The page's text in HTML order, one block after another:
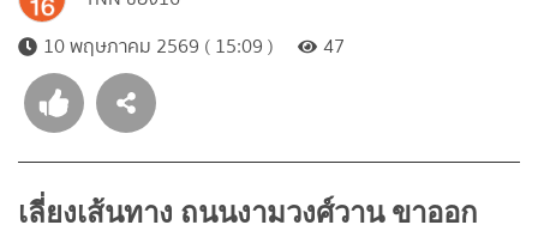
10 พฤษภาคม 2569 ( 15:09 )
47
เลี่ยงเส้นทาง ถนนงามวงศ์วาน ขาออก